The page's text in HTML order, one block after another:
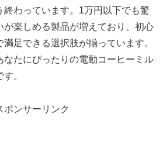
終わっています。1万円以下でも驚
が楽しめる製品が増えており、初心
足できる選択肢が揃っています。
なたにぴったりの電動コーヒーミル
。
ポンサーリンク